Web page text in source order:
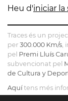
Heu d'iniciar la
Traces és un
per 300.000 Km/s
pel Premi Lluís
subvencionat pel
de Cultura y
Aquítens més
sobre el projecte